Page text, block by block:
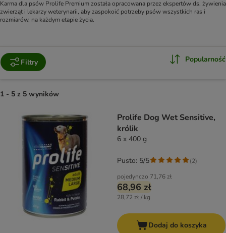
Karma dla psów Prolife Premium została opracowana przez ekspertów ds. żywienia
zwierząt i lekarzy weterynarii, aby zaspokoić potrzeby psów wszystkich ras i
rozmiarów, na każdym etapie życia.
Filtry Popularność
1 - 5 z 5 wyników
Prolife Dog Wet Sensitive,
królik
6 x 400 g
pojedynczo 71,76 zł
68,96 zł
28,72 zł / kg
Pusto: 5/5 (2)
Dodaj do koszyka